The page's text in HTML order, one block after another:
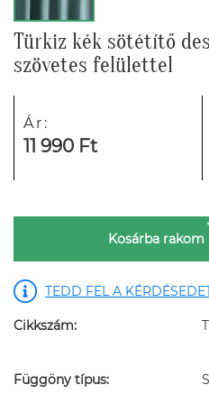
Türkiz kék sötétítő
szövetes felülettel
Ár:
11 990 Ft
Kosárba rakom
TEDD FEL A
Cikkszám:
Függöny típus: